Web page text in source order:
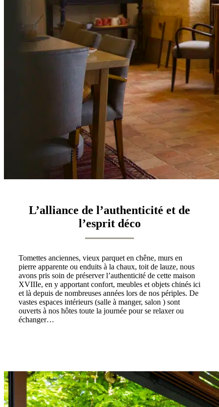
L’alliance de l’authenticité et de
l’esprit déco
Tomettes anciennes, vieux parquet en chêne, murs en
pierre apparente ou enduits à la chaux, toit de lauze, nous
avons pris soin de préserver l’authenticité de cette maison
XVIIIe, en y apportant confort, meubles et objets chinés ici
et là depuis de nombreuses années lors de nos périples. De
vastes espaces intérieurs (salle à manger, salon ) sont
ouverts à nos hôtes toute la journée pour se relaxer ou
échanger…